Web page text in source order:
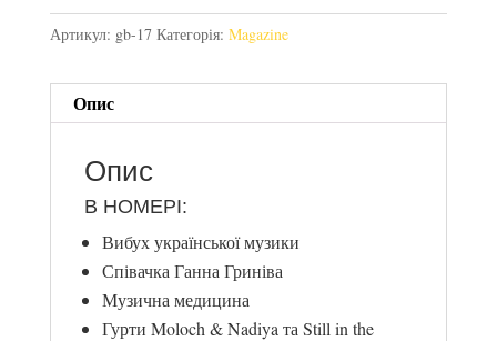
Артикул: gb-17 Категорія: Magazine
Опис
Опис
В НОМЕРІ:
Вибух української музики
Співачка Ганна Гриніва
Музична медицина
Гурти Moloch & Nadiya та Still in the